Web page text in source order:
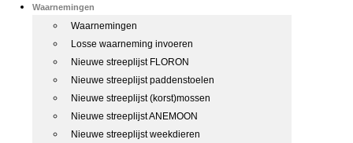
Waarnemingen
Waarnemingen
Losse waarneming invoeren
Nieuwe streeplijst FLORON
Nieuwe streeplijst paddenstoelen
Nieuwe streeplijst (korst)mossen
Nieuwe streeplijst ANEMOON
Nieuwe streeplijst weekdieren